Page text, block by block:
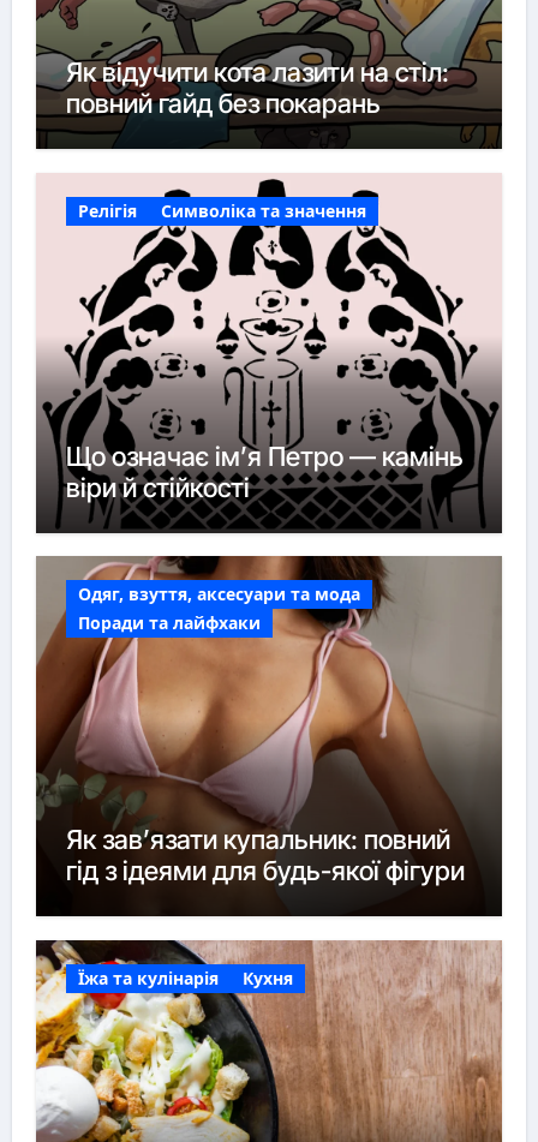
Як відучити кота лазити на стіл:
повний гайд без покарань
Релігія Символіка та значення
Що означає ім’я Петро — камінь
віри й стійкості
Одяг, взуття, аксесуари та мода
Поради та лайфхаки
Як зав’язати купальник: повний
гід з ідеями для будь-якої фігури
Їжа та кулінарія Кухня